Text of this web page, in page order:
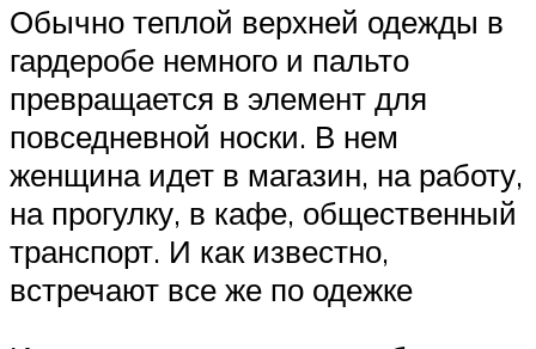
Обычно теплой верхней одежды в
гардеробе немного и пальто
превращается в элемент для
повседневной носки. В нем
женщина идет в магазин, на работу,
на прогулку, в кафе, общественный
транспорт. И как известно,
встречают все же по одежке